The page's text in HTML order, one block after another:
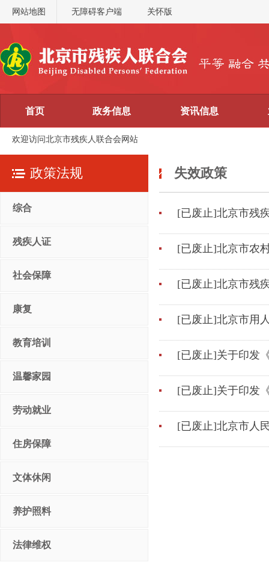
网站地图 无障碍客户端 关怀版
首页
欢迎访问北京市残疾人联合会网站
政务信息 资讯信息
政策法规
综合
残疾人证
社会保障
康复
教育培训
温馨家园
劳动就业
住房保障
文体休闲
养护照料
法律维权
失效政策
[已废止]北京市残
[已废止]北京市农
[已废止]北京市残
[已废止]北京市用
[已废止]关于印发
[已废止]关于印发
[已废止]北京市人